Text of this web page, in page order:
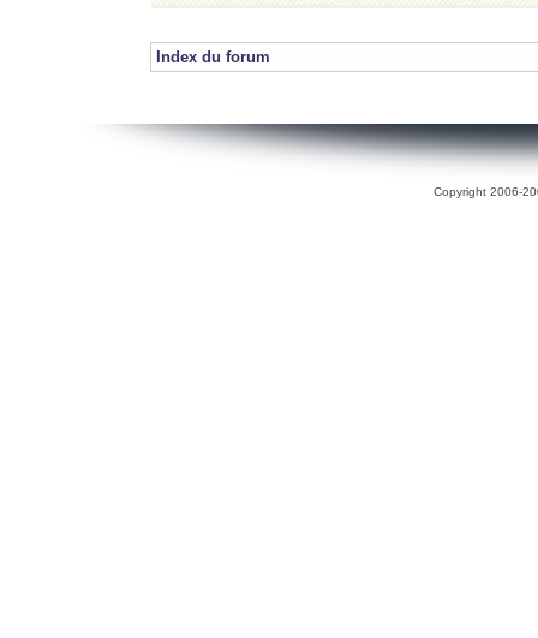
Index du forum
Copyright 2006-